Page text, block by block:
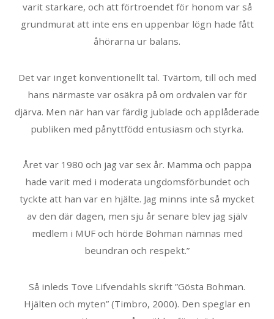
varit starkare, och att förtroendet för honom var så
grundmurat att inte ens en uppenbar lögn hade fått
åhörarna ur balans.
Det var inget konventionellt tal. Tvärtom, till och med
hans närmaste var osäkra på om ordvalen var för
djärva. Men när han var färdig jublade och applåderade
publiken med pånyttfödd entusiasm och styrka.
Året var 1980 och jag var sex år. Mamma och pappa
hade varit med i moderata ungdomsförbundet och
tyckte att han var en hjälte. Jag minns inte så mycket
av den där dagen, men sju år senare blev jag själv
medlem i MUF och hörde Bohman nämnas med
beundran och respekt.”
Så inleds Tove Lifvendahls skrift ”Gösta Bohman.
Hjälten och myten” (Timbro, 2000). Den speglar en